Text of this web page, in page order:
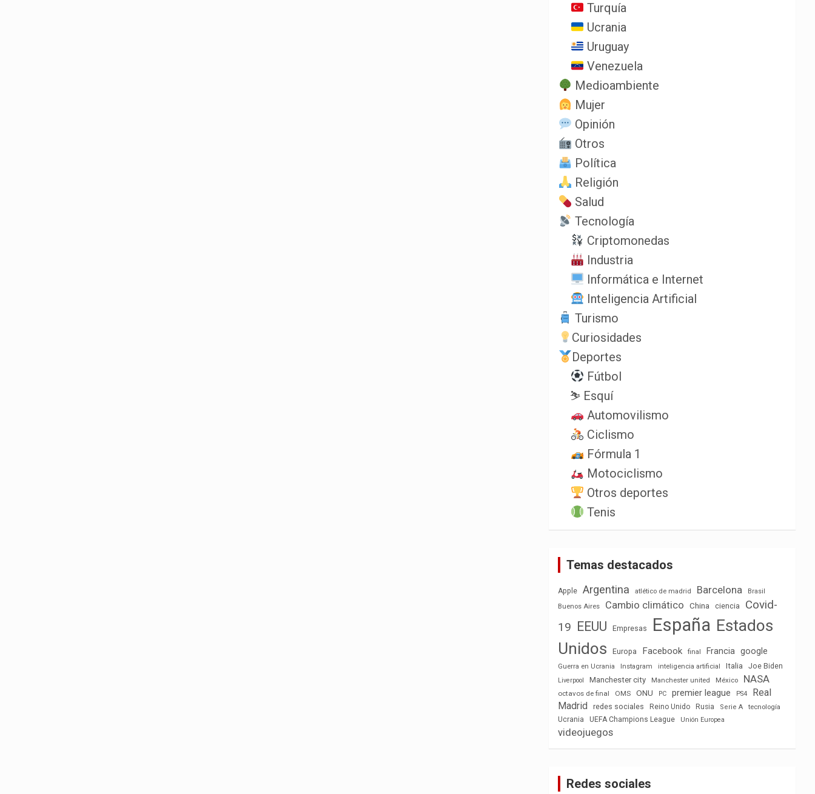
Turquía
Ucrania
Uruguay
Venezuela
Medioambiente
Mujer
Opinión
Otros
Política
Religión
Salud
Tecnología
Criptomonedas
Industria
Informática e Internet
Inteligencia Artificial
Turismo
Curiosidades
Deportes
Fútbol
⛷️ Esquí
Automovilismo
Ciclismo
Fórmula 1
Motociclismo
Otros deportes
Tenis
Temas destacados
Apple Argentina atlético de madrid Barcelona
Brasil
Buenos Aires
Cambio climático China ciencia
Covid-
19
EEUU Empresas España Estados
Unidos
Europa Facebook final Francia google
Guerra en Ucrania Instagram inteligencia artificial Italia Joe Biden
Liverpool Manchester city Manchester united México NASA
octavos de final OMS ONU PC premier league PS4
Real
Madrid
redes sociales Reino Unido Rusia Serie A
tecnología
Ucrania
UEFA Champions League Unión Europea
videojuegos
Redes sociales